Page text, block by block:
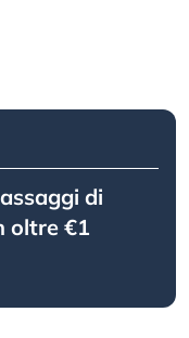
di
oltre €1